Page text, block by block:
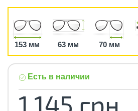
153 мм 63 мм 70 мм
Есть в наличии
1 145 грн